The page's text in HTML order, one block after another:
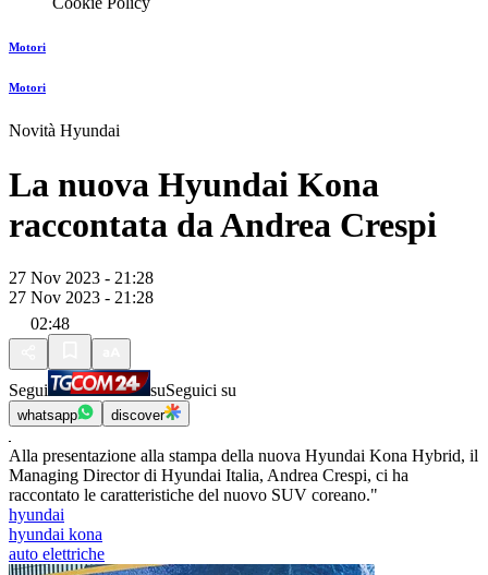
Motori
Motori
Novità Hyundai
La nuova Hyundai Kona
raccontata da Andrea Crespi
27 Nov 2023 - 21:28
27 Nov 2023 - 21:28
02:48
Segui suSeguici su
whatsapp discover
Alla presentazione alla stampa della nuova Hyundai Kona Hybrid, il
Managing Director di Hyundai Italia, Andrea Crespi, ci ha
raccontato le caratteristiche del nuovo SUV coreano."
hyundai
hyundai kona
auto elettriche